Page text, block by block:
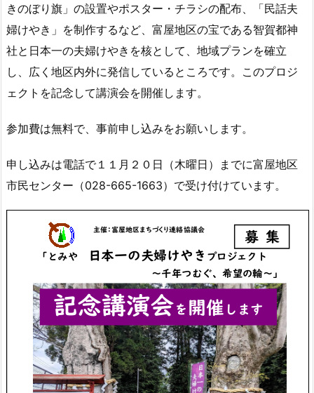
きのぼり旗」の設置やポスター・チラシの配布、「民話夫
婦けやき」を制作するなど、富屋地区の宝である智賀都神
社と日本一の夫婦けやきを核として、地域プランを確立
し、広く地区内外に発信しているところです。このプロジ
ェクトを記念して講演会を開催します。
参加費は無料で、事前申し込みをお願いします。
申し込みは電話で１１月２０日（木曜日）までに富屋地区
市民センター（028-665-1663）で受け付けています。